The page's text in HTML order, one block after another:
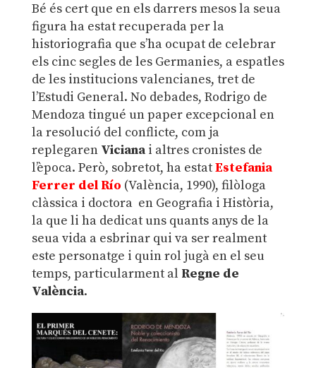
Bé és cert que en els darrers mesos la seua
figura ha estat recuperada per la
historiografia que s’ha ocupat de celebrar
els cinc segles de les Germanies, a espatles
de les institucions valencianes, tret de
l’Estudi General. No debades, Rodrigo de
Mendoza tingué un paper excepcional en
la resolució del conflicte, com ja
replegaren Vicianai altres cronistes de
l’època. Però, sobretot, ha estatEstefania
Ferrer del Río (València, 1990), filòloga
clàssica i doctora en Geografia i Història,
la que li ha dedicat uns quants anys de la
seua vida a esbrinar qui va ser realment
este personatge i quin rol jugà en el seu
temps, particularment al Regne de
València.